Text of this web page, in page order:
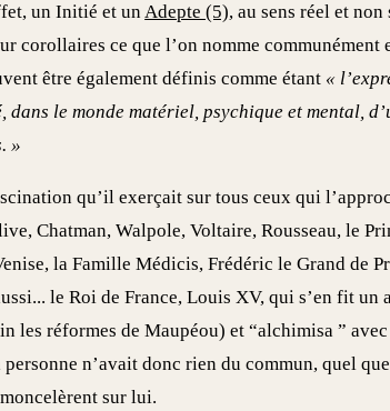
un Initié et unAdepte (5), au sens réel et
corollaires ce que l’on nomme communément
être également définis comme étant «
dans le monde matériel, psychique et mental,
»
qu’il exerçait sur tous ceux qui
Chatman, Walpole, Voltaire, Rousseau, le
la Famille Médicis, Frédéric le Grand de
le Roi de France, Louis XV, qui s’en fit
les réformes de Maupéou) et “alchimisa ”
personne n’avait donc rien du commun, quel
sur lui.